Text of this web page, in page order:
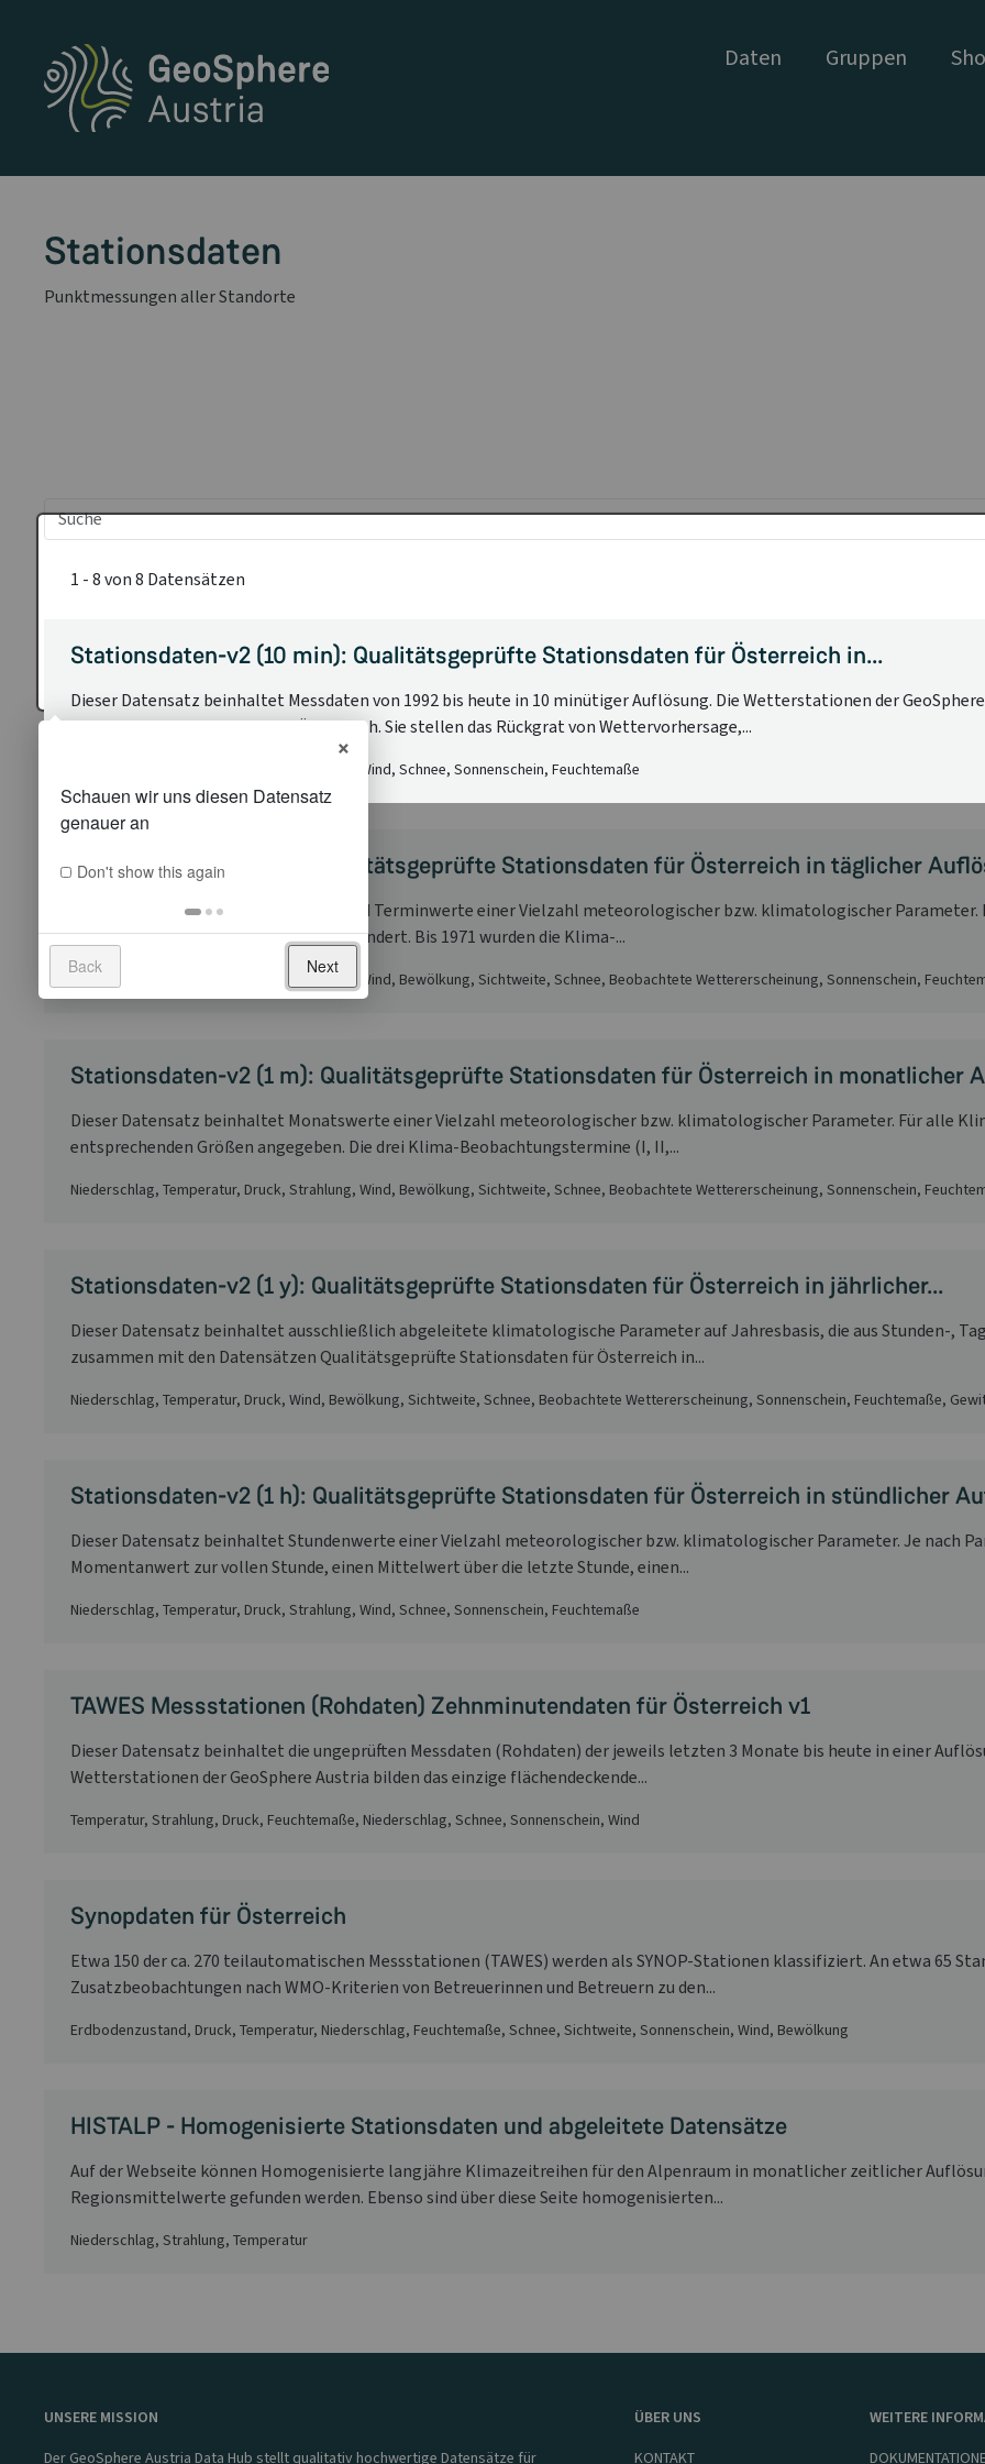
Daten Gruppen
Stationsdaten
Punktmessungen aller Standorte
1 - 8 von 8 Datensätzen
Stationsdaten-v2 (10 min): Qualitätsgeprüfte Stationsdaten für Österreich in...
Dieser Datensatz beinhaltet Messdaten von 1992 bis heute in 10 minütiger Auflösung. Die Wetterstationen der
meteorologische Messnetz in Österreich. Sie stellen das Rückgrat von Wettervorhersage,...
Niederschlag, Temperatur, Druck, Strahlung, Wind, Schnee, Sonnenschein, Feuchtemaße
Stationsdaten-v2 (1 d): Qualitätsgeprüfte Stationsdaten für Österreich in täglicher
Dieser Datensatz beinhaltet Tages- und Terminwerte einer Vielzahl meteorologischer bzw. klimatologischer
sich in Österreich im Laufe der Zeit verändert. Bis 1971 wurden die Klima-...
Niederschlag, Temperatur, Druck, Strahlung, Wind, Bewölkung, Sichtweite, Schnee, Beobachtete Wettererscheinung, Sonnenschein,
Stationsdaten-v2 (1 m): Qualitätsgeprüfte Stationsdaten für Österreich in monatlicher
Dieser Datensatz beinhaltet Monatswerte einer Vielzahl meteorologischer bzw. klimatologischer Parameter. Für alle
entsprechenden Größen angegeben. Die drei Klima-Beobachtungstermine (I, II,...
Niederschlag, Temperatur, Druck, Strahlung, Wind, Bewölkung, Sichtweite, Schnee, Beobachtete Wettererscheinung, Sonnenschein,
Stationsdaten-v2 (1 y): Qualitätsgeprüfte Stationsdaten für Österreich in jährlicher...
Dieser Datensatz beinhaltet ausschließlich abgeleitete klimatologische Parameter auf Jahresbasis, die aus Stunden-,
zusammen mit den Datensätzen Qualitätsgeprüfte Stationsdaten für Österreich in...
Niederschlag, Temperatur, Druck, Wind, Bewölkung, Sichtweite, Schnee, Beobachtete Wettererscheinung, Sonnenschein, Feuchtemaße,
Stationsdaten-v2 (1 h): Qualitätsgeprüfte Stationsdaten für Österreich in stündlicher
Dieser Datensatz beinhaltet Stundenwerte einer Vielzahl meteorologischer bzw. klimatologischer Parameter. Je nach
Momentanwert zur vollen Stunde, einen Mittelwert über die letzte Stunde, einen...
Niederschlag, Temperatur, Druck, Strahlung, Wind, Schnee, Sonnenschein, Feuchtemaße
TAWES Messstationen (Rohdaten) Zehnminutendaten für Österreich v1
Dieser Datensatz beinhaltet die ungeprüften Messdaten (Rohdaten) der jeweils letzten 3 Monate bis heute in einer
Wetterstationen der GeoSphere Austria bilden das einzige flächendeckende...
Temperatur, Strahlung, Druck, Feuchtemaße, Niederschlag, Schnee, Sonnenschein, Wind
Synopdaten für Österreich
Etwa 150 der ca. 270 teilautomatischen Messstationen (TAWES) werden als SYNOP-Stationen klassifiziert. An etwa 65
Zusatzbeobachtungen nach WMO-Kriterien von Betreuerinnen und Betreuern zu den...
Erdbodenzustand, Druck, Temperatur, Niederschlag, Feuchtemaße, Schnee, Sichtweite, Sonnenschein, Wind, Bewölkung
HISTALP - Homogenisierte Stationsdaten und abgeleitete Datensätze
Auf der Webseite können Homogenisierte langjähre Klimazeitreihen für den Alpenraum in monatlicher zeitlicher
Regionsmittelwerte gefunden werden. Ebenso sind über diese Seite homogenisierten...
Niederschlag, Strahlung, Temperatur
UNSERE MISSION
Der GeoSphere Austria Data Hub stellt qualitativ hochwertige Datensätze für
ÜBER UNS
KONTAKT
WEITERE
×
Don't show this again
Back Next